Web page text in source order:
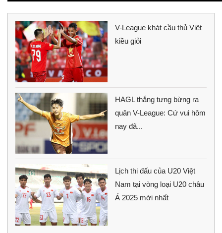
V-League khát cầu thủ Việt
kiều giỏi
HAGL thắng tưng bừng ra
quân V-League: Cứ vui hôm
nay đã...
Lịch thi đấu của U20 Việt
Nam tại vòng loại U20 châu
Á 2025 mới nhất